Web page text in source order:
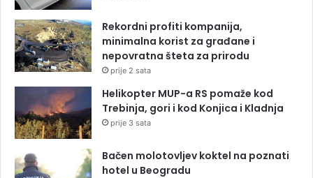
Rekordni profiti kompanija,
minimalna korist za građane i
nepovratna šteta za prirodu
prije 2 sata
Helikopter MUP-a RS pomaže kod
Trebinja, gori i kod Konjica i Kladnja
prije 3 sata
Bačen molotovljev koktel na poznati
hotel u Beogradu